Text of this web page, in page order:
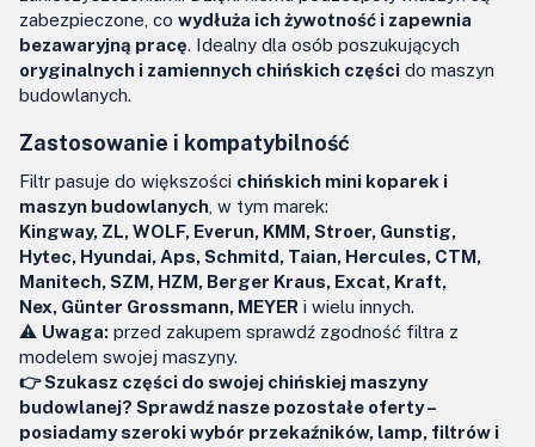
zabezpieczone, co wydłuża ich żywotność i zapewnia
bezawaryjną pracę. Idealny dla osób poszukujących
oryginalnych i zamiennych chińskich części do maszyn
budowlanych.
Zastosowanie i kompatybilność
Filtr pasuje do większości chińskich mini koparek i
maszyn budowlanych , w tym marek:
Kingway, ZL, WOLF, Everun, KMM, Stroer, Gunstig,
Hytec, Hyundai, Aps, Schmitd, Taian, Hercules, CTM,
Manitech, SZM, HZM, Berger Kraus, Excat, Kraft,
Nex, Günter Grossmann, MEYER i wielu innych.
⚠️ Uwaga: przed zakupem sprawdź zgodność filtra z
modelem swojej maszyny.
👉 Szukasz części do swojej chińskiej maszyny
budowlanej? Sprawdź nasze pozostałe oferty –
posiadamy szeroki wybór przekaźników, lamp, filtrów i